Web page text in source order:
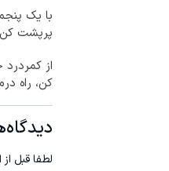
با یک
پرپشت
از
کن، راه
لطفا قبل